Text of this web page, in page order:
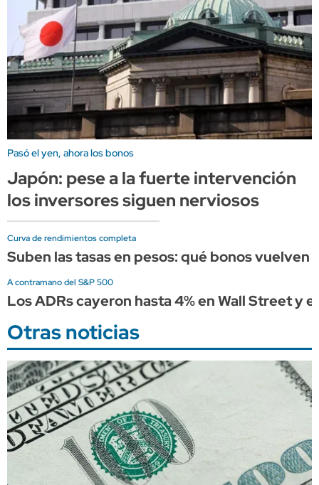
Pasó el yen, ahora los bonos
Japón: pese a la fuerte intervención
los inversores siguen nerviosos
Curva de rendimientos completa
Suben las tasas en pesos: qué bonos
A contramano del S&P 500
Los ADRs cayeron hasta 4% en Wall Street y
Otras noticias